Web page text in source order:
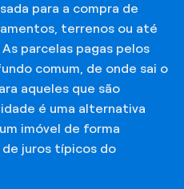
para a compra de
terrenos ou até
parcelas pagas pelos
comum, de onde sai o
aqueles que são
é uma alternativa
imóvel de forma
de juros típicos do